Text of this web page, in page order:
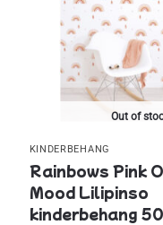
Out of
KINDERBEHANG
Rainbows Pink
Mood Lilipinso
kinderbehang